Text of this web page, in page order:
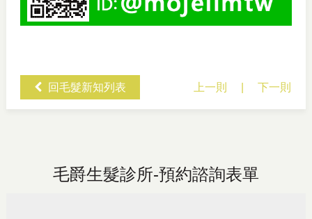
回毛髮新知列表 上一則 |下一則
毛爵生髮診所-預約諮詢表單